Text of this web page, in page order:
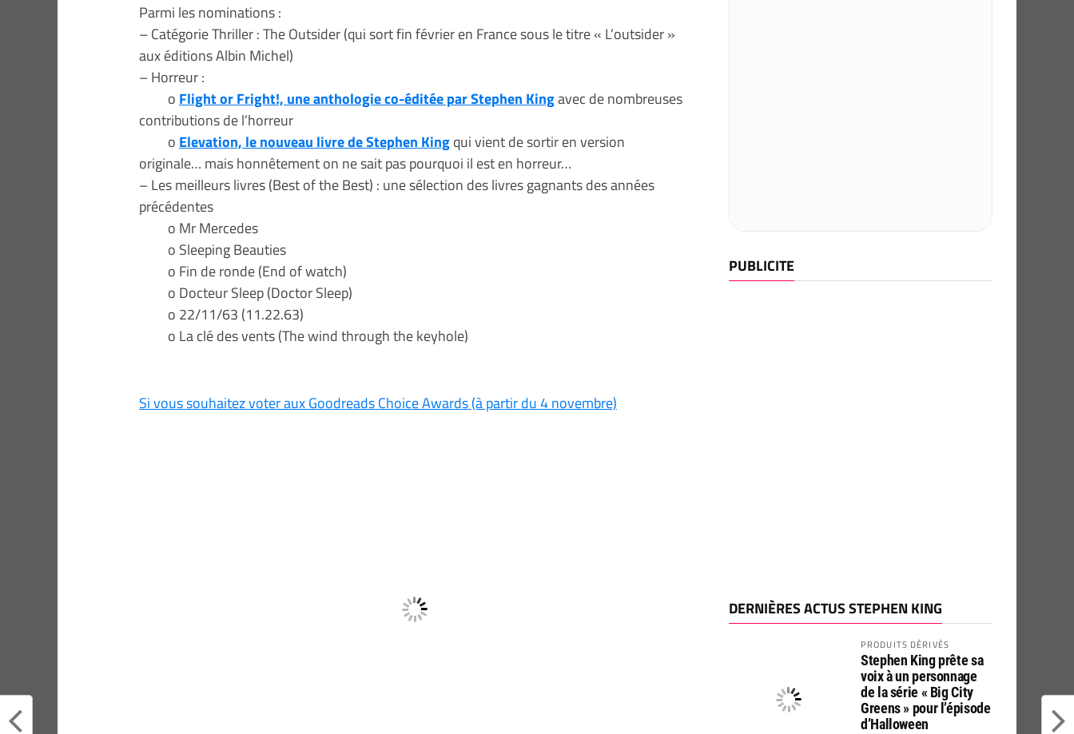
Parmi les nominations :
– Catégorie Thriller : The Outsider (qui sort fin février en France sous le titre « L’outsider »
aux éditions Albin Michel)
– Horreur :
o Flight or Fright!, une anthologie co-éditée par Stephen Kingavec de nombreuses
contributions de l’horreur
o Elevation, le nouveau livre de Stephen Kingqui vient de sortir en version
originale… mais honnêtement on ne sait pas pourquoi il est en horreur…
– Les meilleurs livres (Best of the Best) : une sélection des livres gagnants des années
précédentes
o Mr Mercedes
o Sleeping Beauties
o Fin de ronde (End of watch)
o Docteur Sleep (Doctor Sleep)
o 22/11/63 (11.22.63)
o La clé des vents (The wind through the keyhole)
Si vous souhaitez voter aux Goodreads Choice Awards (à partir du 4 novembre)
PUBLICITE
DERNIÈRES ACTUS STEPHEN KING
PRODUITS DÉRIVÉS
Stephen King prête sa
voix à un personnage
de la série « Big City
Greens » pour l’épisode
d’Halloween